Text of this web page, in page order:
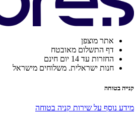
אתר מוצפן
דף התשלום מאובטח
החזרות עד 14 יום חינם
חנות ישראלית. משלוחים מישראל
קנייה בטוחה
מידע נוסף על שירות קניה בטוחה